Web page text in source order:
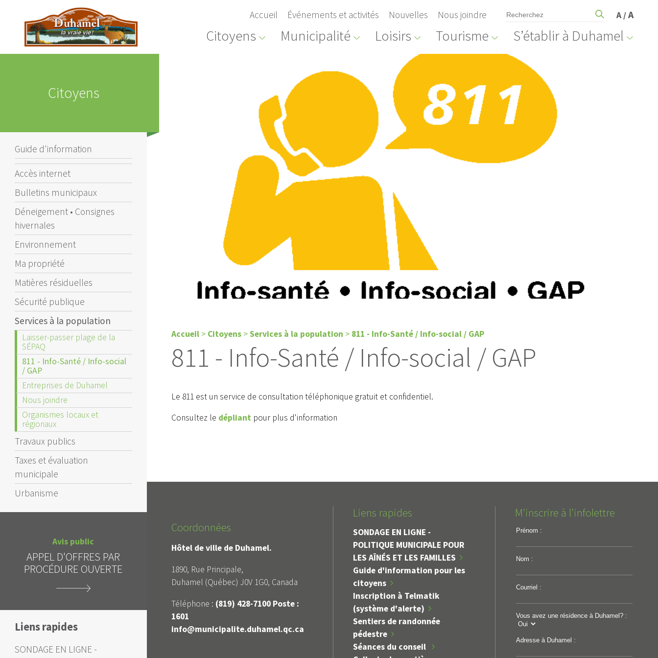
Accueil Événements et activités Nouvelles Nous joindre A /A
Citoyens Municipalité Loisirs Tourisme S’établir à Duhamel
Citoyens
Guide d'information
Accès internet
Bulletins municipaux
Déneigement • Consignes
hivernales
Environnement
Ma propriété
Matières résiduelles
Sécurité publique
Services à la population
Laisser-passer plage de la
SÉPAQ
811 - Info-Santé / Info-social
/ GAP
Entreprises de Duhamel
Nous joindre
Organismes locaux et
régionaux
Travaux publics
Taxes et évaluation
municipale
Urbanisme
APPEL D'OFFRES - REPORT
DE LA DATE D'OUVERTURE
DES SOUMISSIONS
CIEL OUVERT
Avis public
DÉROGATION MINEURE,
ZONE 107-M
Projet : Réfection de route
Liens rapides
SONDAGE EN LIGNE -
Accueil > Citoyens >Services à la population > 811 - Info-Santé / Info-social / GAP
811 - Info-Santé / Info-social / GAP
Le 811 est un service de consultation téléphonique gratuit et confidentiel.
Consultez le dépliant pour plus d'information
Coordonnées
Hôtel de ville de Duhamel.
1890, Rue Principale,
Duhamel (Québec) J0V 1G0, Canada
Téléphone : (819) 428-7100 Poste :
1601
info@municipalite.duhamel.qc.ca
Liens rapides
SONDAGE EN LIGNE -
POLITIQUE MUNICIPALE POUR
LES AÎNÉS ET LES FAMILLES
Guide d'information pour les
citoyens
Inscription à Telmatik
(système d'alerte)
Sentiers de randonnée
pédestre
Séances du conseil
M'inscrire à l'infolettre
Prénom :
Nom :
Courriel :
Vous avez une résidence à Duhamel? :
Adresse à Duhamel :